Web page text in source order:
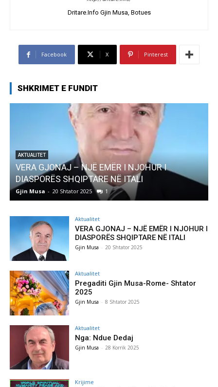
Dritare.Info Gjin Musa, Botues
Facebook X Pinterest
SHKRIMET E FUNDIT
AKTUALITET
Pregaditi Gjin Musa-Rome- Shtator 2025
Gjin Musa - 8 Shtator 2025 0
Aktualitet
VERA GJONAJ – NJË EMËR I NJOHUR I
DIASPORËS SHQIPTARE NË ITALI
Gjin Musa - 20 Shtator 2025
Aktualitet
Pregaditi Gjin Musa-Rome- Shtator
2025
Gjin Musa - 8 Shtator 2025
Aktualitet
Nga: Ndue Dedaj
Gjin Musa - 28 Korrik 2025
Krijime